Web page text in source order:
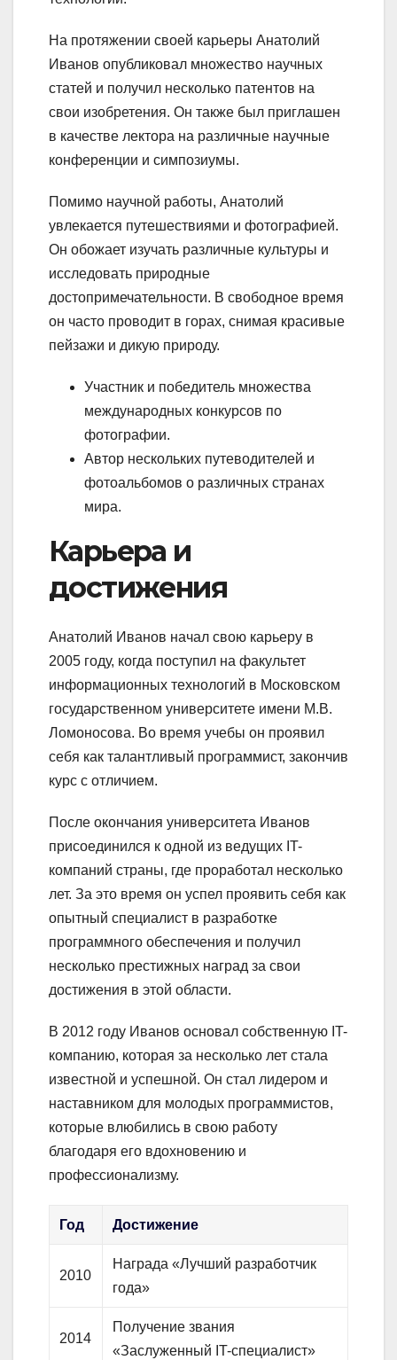
На протяжении своей карьеры Анатолий
Иванов опубликовал множество научных
статей и получил несколько патентов на
свои изобретения. Он также был приглашен
в качестве лектора на различные научные
конференции и симпозиумы.
Помимо научной работы, Анатолий
увлекается путешествиями и фотографией.
Он обожает изучать различные культуры и
исследовать природные
достопримечательности. В свободное время
он часто проводит в горах, снимая красивые
пейзажи и дикую природу.
Участник и победитель множества
международных конкурсов по
фотографии.
Автор нескольких путеводителей и
фотоальбомов о различных странах
мира.
Карьера и
достижения
Анатолий Иванов начал свою карьеру в
2005 году, когда поступил на факультет
информационных технологий в Московском
государственном университете имени М.В.
Ломоносова. Во время учебы он проявил
себя как талантливый программист, закончив
курс с отличием.
После окончания университета Иванов
присоединился к одной из ведущих IT-
компаний страны, где проработал несколько
лет. За это время он успел проявить себя как
опытный специалист в разработке
программного обеспечения и получил
несколько престижных наград за свои
достижения в этой области.
В 2012 году Иванов основал собственную IT-
компанию, которая за несколько лет стала
известной и успешной. Он стал лидером и
наставником для молодых программистов,
которые влюбились в свою работу
благодаря его вдохновению и
профессионализму.
Год Достижение
2010
Награда «Лучший разработчик
года»
2014
Получение звания
«Заслуженный IT-специалист»